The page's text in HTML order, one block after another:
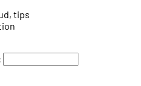
tips